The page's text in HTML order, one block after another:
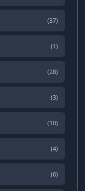
(37)
(1)
(28)
(3)
(10)
(4)
(6)